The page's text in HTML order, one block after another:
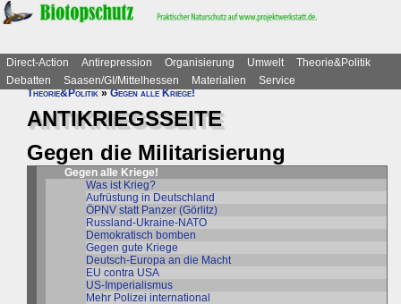
Direct-Action Antirepression Organisierung Umwelt
Theorie&Politik
Debatten
Saasen/GI/Mittelhessen Materialien
Service
Theorie&Politik»Gegen alle Kriege!
ANTIKRIEGSSEITE
Gegen die Militarisierung
Gegen alle Kriege!
Was ist Krieg?
Aufrüstung in Deutschland
ÖPNV statt Panzer (Görlitz)
Russland-Ukraine-NATO
Demokratisch bomben
Gegen gute Kriege
Deutsch-Europa an die Macht
EU contra USA
US-Imperialismus
Mehr Polizei international